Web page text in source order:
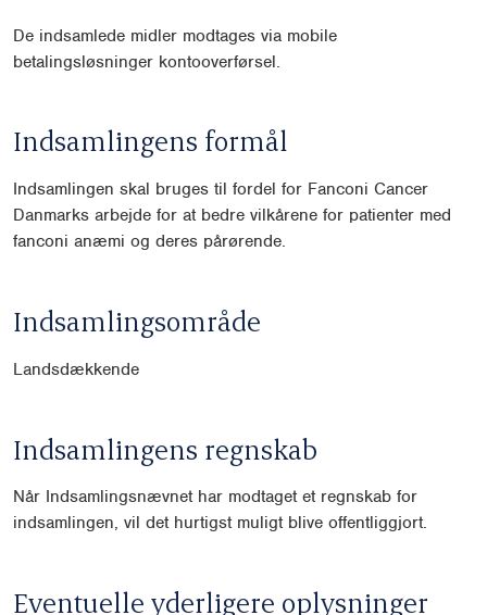
De indsamlede midler modtages via mobile
betalingsløsninger kontooverførsel.
Indsamlingens formål
Indsamlingen skal bruges til fordel for Fanconi Cancer
Danmarks arbejde for at bedre vilkårene for patienter med
fanconi anæmi og deres pårørende.
Indsamlingsområde
Landsdækkende
Indsamlingens regnskab
Når Indsamlingsnævnet har modtaget et regnskab for
indsamlingen, vil det hurtigst muligt blive offentliggjort.
Eventuelle yderligere oplysninger